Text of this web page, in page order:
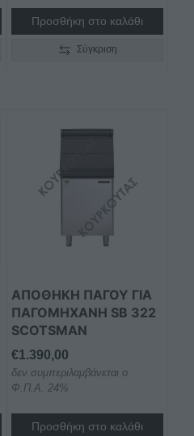
Προσθήκη στο καλάθι
Σύγκριση
ΑΠΟΘΉΚΗ ΠΆΓΟΥ ΓΙΑ
ΠΑΓΟΜΗΧΑΝΉ SB 322
SCOTSMAN
€1.390,00
δεν συμπεριλαμβάνεται ο
Φ.Π.Α. 24%
Προσθήκη στο καλάθι